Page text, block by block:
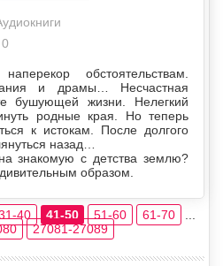
0
обстоятельствам.
и драмы… Несчастная
бушующей жизни. Нелегкий
родные края. Но теперь
к истокам. После долгого
назад…
знакомую с детства землю?
образом.
40 41-50 51-60 61-70
27081-27089